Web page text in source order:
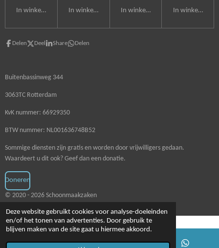
Deze website gebruikt cookies voor analyse-doeleinden
en/of het tonen van advertenties. Door gebruik te
blijven maken van de site gaat u hiermee akkoord.
In winkelwagen In winkelwagen In winkelwagen In winkelwagen
Delen Deel Share Delen
Buitenbassinweg 344
3063TC Rotterdam
KvK nummer: 66929350
BTW nummer: NL001636748B52
Sommige diensten zijn gratis en worden door vrijwilligers gedaan.
Waardeert u dit ook? Geef dan een donatie.
Doneren
© 2020 - 2026 Schoonmaakzaken